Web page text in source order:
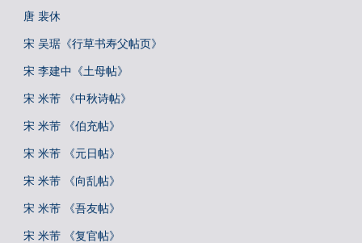
唐 裴休
宋 吴琚《行草书寿父帖页》
宋 李建中《土母帖》
宋 米芾 《中秋诗帖》
宋 米芾 《伯充帖》
宋 米芾 《元日帖》
宋 米芾 《向乱帖》
宋 米芾 《吾友帖》
宋 米芾 《复官帖》